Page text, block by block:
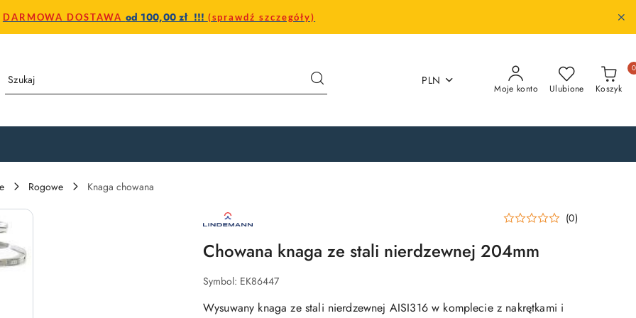
DARMOWA DOSTAWA od 100,00 zł !!! (sprawdź szczegóły)
PLN
Moje konto Ulubione Koszyk
0
Rogowe
Knaga chowana
ROBERT
LINDEMANN
–
LOGO
PRODUCENTA
OSPRZĘTU
I
PRZEMYSŁOWEGO
(0)
Chowana knaga ze stali nierdzewnej 204mm
Symbol: EK86447
Wysuwany knaga ze stali nierdzewnej AISI316 w komplecie z nakrętkami i